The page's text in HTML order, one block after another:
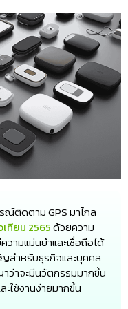
ณ์ติดตาม GPS มาไกล
ยม 2565ด้วยความ
ามแม่นยำและเชื่อถือได้
สำหรับธุรกิจและบุคคล
าจะมีนวัตกรรมมากขึ้น
ใช้งานง่ายมากขึ้น